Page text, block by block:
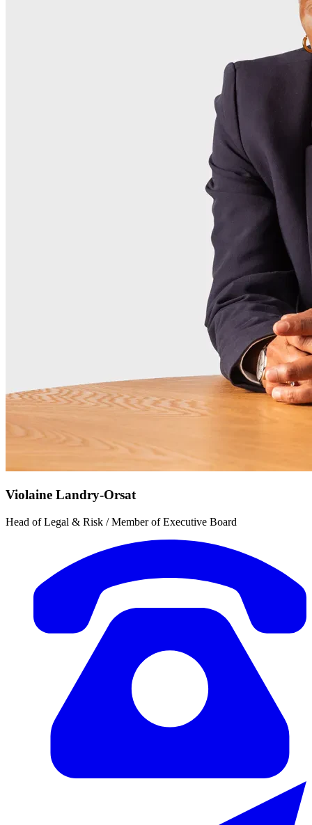
Violaine Landry-Orsat
Head of Legal & Risk / Member of Executive Board